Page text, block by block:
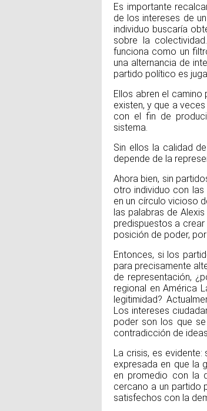
Es importante
de los intereses de
individuo buscaría
sobre la
funciona como un
una alternancia de
partido político es
Ellos abren el
existen, y que a
con el fin de
sistema.
Sin ellos la calidad
depende de la
Ahora bien, sin
otro individuo con las
en un círculo vicioso
las palabras de
predispuestos a
posición de poder,
Entonces, si los
para precisamente
de representación,
regional en América
legitimidad?
Los intereses
poder son los que
contradicción de ideas.
La crisis, es
expresada en que la
en promedio con la
cercano a un partido
satisfechos con la